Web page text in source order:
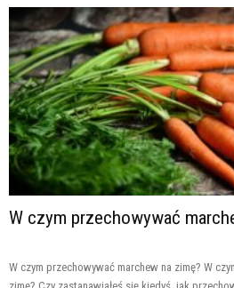
W czym przechowywać
W czym przechowywać marchew na zimę? W